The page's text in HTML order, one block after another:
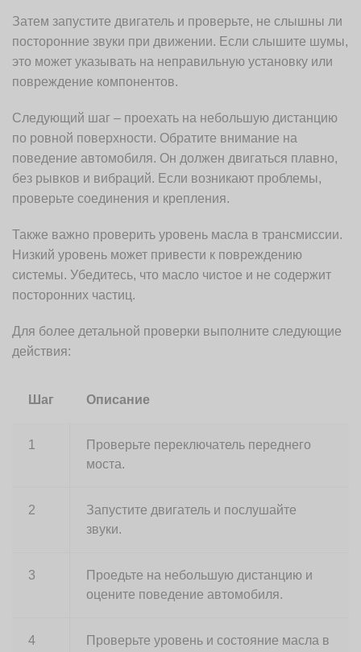
Затем запустите двигатель и проверьте, не слышны ли
посторонние звуки при движении. Если слышите шумы,
это может указывать на неправильную установку или
повреждение компонентов.
Следующий шаг – проехать на небольшую дистанцию
по ровной поверхности. Обратите внимание на
поведение автомобиля. Он должен двигаться плавно,
без рывков и вибраций. Если возникают проблемы,
проверьте соединения и крепления.
Также важно проверить уровень масла в трансмиссии.
Низкий уровень может привести к повреждению
системы. Убедитесь, что масло чистое и не содержит
посторонних частиц.
Для более детальной проверки выполните следующие
действия:
Шаг Описание
1
Проверьте переключатель переднего
моста.
2
Запустите двигатель и послушайте
звуки.
3
Проедьте на небольшую дистанцию и
оцените поведение автомобиля.
4
Проверьте уровень и состояние масла в